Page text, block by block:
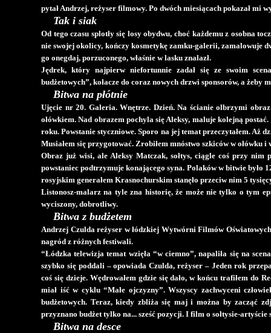
pytał Andrzej, reżyser filmowy. Po dwóch miesiącach pokazał mi
Tak i siak
Od tego czasu splotły się losy obydwu, choć każdemu z osobna
nie swojej okolicy, kończy kosmetykę zamku-galerii,
go onegdaj, porzuconego, właśnie w lasku znalazł.
Jędrek, który najpierw niefortunnie zadał się ze swoim
budżetowych”, kołacze do coraz nowych drzwi sponsorów, a
Bitwa na płótnie
Ujęcie nr 20. Galeria. Wnętrze. Dzień. Na ścianie olbrzymi
ołówkiem. Nad obrazem pochyla się Aleksy, maluje kolejną
roku. Powstanie styczniowe. Sporo na jej temat przeczytałem. Aż
Musiałem się przygotować. Zrobiłem mnóstwo szkiców w ołówku
Obraz już wisi, ale Aleksy Matczak, sołtys, ciągle coś przy nim
powstaniec podtrzymuje konającego syna. Polaków w bitwie
rosyjskim generałem Krasnochurskim stanęło przeciw nim 5
Listonosz-malarz na tyle zna historię, że może nie tylko o tym
wyciszony, dobrotliwy.
Bitwa z budżetem
Andrzej Czulda reżyser w łódzkiej Wytwórni Filmów
nagród z różnych festiwali.
“Łódzka telewizja temat wzięła “w ciemno”, napaliła się na
szybko się poddali – opowiada Czulda, reżyser – Jeden rok
coś się dzieje. Wędrowałem gdzie się dało, w końcu trafiłem
miał iść w cyklu “Małe ojczyzny”. Wszyscy zachwyceni
budżetowych. Teraz, kiedy zbliża się maj i można by zacząć
przyznano budżet tylko na... sześć pozycji. I film o sołtysie-artyście
Bitwa na desce